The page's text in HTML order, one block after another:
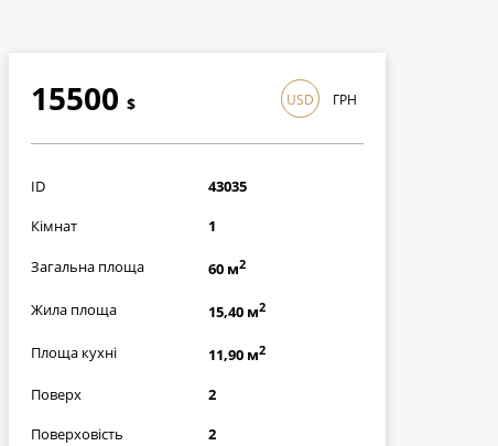
15500 $
449500грн
USD ГРН
ID
43035
Кімнат
1
Загальна площа 60 м2
Жила площа 15,40 м2
Площа кухні 11,90 м2
Поверх
2
Поверховість
2